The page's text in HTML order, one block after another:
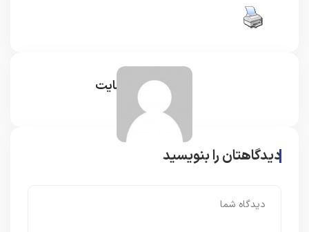
مدیر سایت
دیدگاهتان را بنویسید